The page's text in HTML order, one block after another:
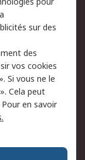
technique
e-mails
générales
sur des
des
vos cookies
Si vous ne le
Cela peut
en savoir